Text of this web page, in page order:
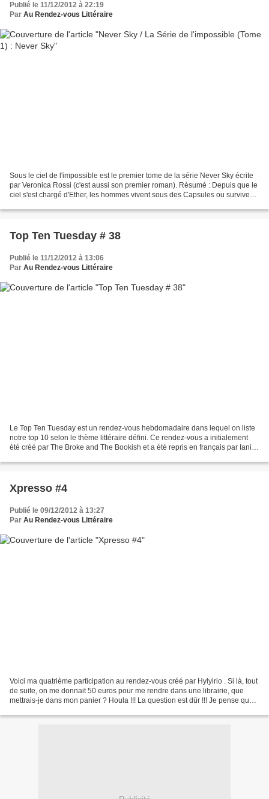
Publié le 11/12/2012 à 22:19
Par Au Rendez-vous Littéraire
Sous le ciel de l'impossible est le premier tome de la série Never Sky écrite
par Veronica Rossi (c'est aussi son premier roman). Résumé : Depuis que le
ciel s'est chargé d'Ether, les hommes vivent sous des Capsules ou survivent
Top Ten Tuesday # 38
Publié le 11/12/2012 à 13:06
Par Au Rendez-vous Littéraire
Le Top Ten Tuesday est un rendez-vous hebdomadaire dans lequel on liste
notre top 10 selon le thème littéraire défini. Ce rendez-vous a initialement
été créé par The Broke and The Bookish et a été repris en français par Iani.
Xpresso #4
Publié le 09/12/2012 à 13:27
Par Au Rendez-vous Littéraire
Voici ma quatrième participation au rendez-vous créé par Hylyirio . Si là, tout
de suite, on me donnait 50 euros pour me rendre dans une librairie, que
mettrais-je dans mon panier ? Houla !!! La question est dûr !!! Je pense que